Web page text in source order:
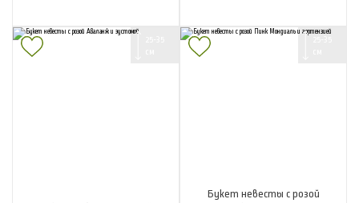
Букет невесты с розой